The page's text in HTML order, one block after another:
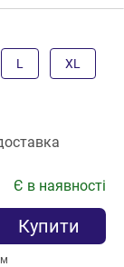
L XL
Є в наявності
Купити